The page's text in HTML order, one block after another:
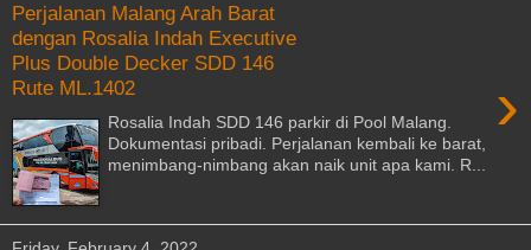
Perjalanan Malang Arah Barat
dengan Rosalia Indah Executive
Plus Double Decker SDD 146
Rute ML.1402
›
Rosalia Indah SDD 146 parkir di Pool Malang.
Dokumentasi pribadi. Perjalanan kembali ke barat,
menimbang-nimbang akan naik unit apa kami. R...